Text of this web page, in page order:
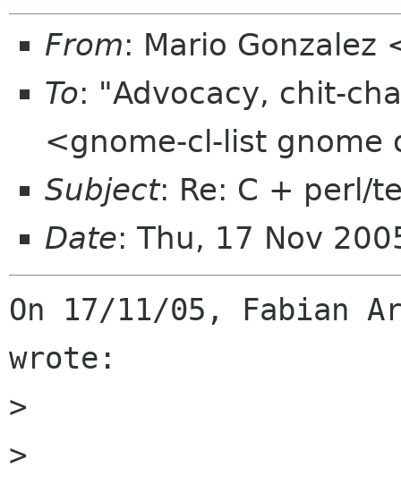
From: Mario
To: "Advocacy, chit-
<gnome-cl-list gnome
Subject: Re: C + perl/
Date: Thu, 17 Nov
On 17/11/05, Fabian
wrote:
>
>